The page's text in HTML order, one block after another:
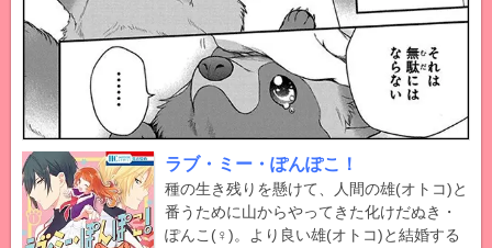
ラブ・ミー・ぽんぽこ！
種の生き残りを懸けて、人間の雄(オトコ)と
番うために山からやってきた化けだぬき・
ぽんこ(♀)。より良い雄(オトコ)と結婚する